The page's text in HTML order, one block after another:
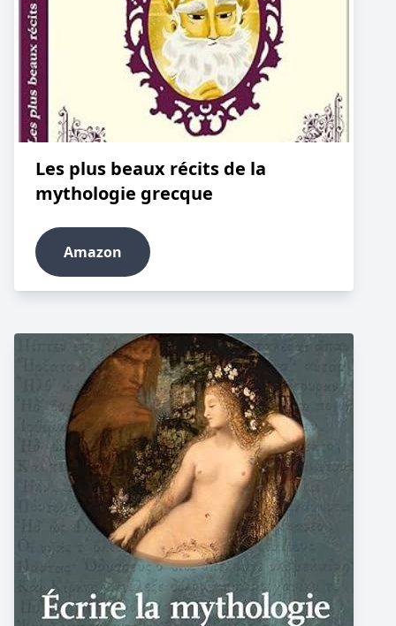
Les plus beaux récits de la
mythologie grecque
Amazon